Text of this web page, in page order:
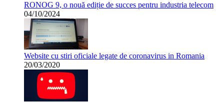
RONOG 9, o nouă ediție de succes pentru industria telecom
04/10/2024
Website cu stiri oficiale legate de coronavirus in Romania
20/03/2020